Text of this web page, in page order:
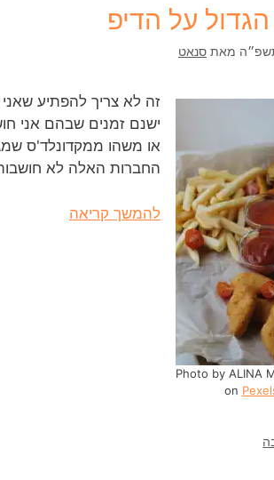
הגדול על הדיפ
מאת סנאט
Photo by ALINA
on
זה לא צריך להפתיע
או משהו ממקדונלד'ס
החברות האלה לא
להמשך קריאה